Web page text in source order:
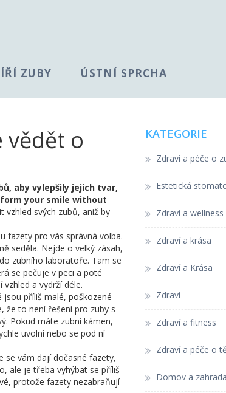
ZUBY ÚSTNÍ SPRCHA
vědět o
aby vylepšily jejich tvar,
your smile without
vzhled svých zubů, aniž by
fazety pro vás správná volba.
seděla. Nejde o velký zásah,
zubního laboratoře. Tam se
se pečuje v peci a poté
a vydrží déle.
jsou příliš malé, poškozené
že to není řešení pro zuby s
Pokud máte zubní kámen,
uvolní nebo se pod ní
se vám dají dočasné fazety,
ale je třeba vyhýbat se příliš
protože fazety nezabraňují
KATEGORIE
Zdraví a péče o
Estetická
Zdraví a wellness
Zdraví a krása
Zdraví a Krása
Zdraví
Zdraví a fitness
Zdraví a péče o
Domov a zahrada